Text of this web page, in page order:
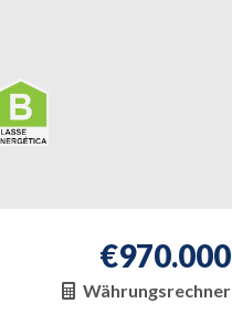
€970.000
Währungsrechner